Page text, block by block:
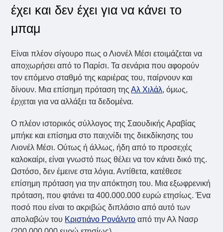
έχει και δεν έχει για να κάνει το
μπαμ
Είναι πλέον σίγουρο πως ο Λιονέλ Μέσι ετοιμάζεται να
αποχωρήσει από το Παρίσι. Τα σενάρια που αφορούν
τον επόμενο σταθμό της καριέρας του, παίρνουν και
δίνουν. Μια επίσημη πρόταση τηςΑλ Χιλάλ, όμως,
έρχεται για να αλλάξει τα δεδομένα.
Ο πλέον ιστορικός σύλλογος της Σαουδικής Αραβίας
μπήκε και επίσημα στο παιχνίδι της διεκδίκησης του
Λιονέλ Μέσι. Ούτως ή άλλως, ήδη από το προσεχές
καλοκαίρι, είναι γνωστό πωςθέλει να τον κάνει δικό της.
Ωστόσο, δεν έμεινε στα λόγια. Αντίθετα, κατέθεσε
επίσημη πρόταση για την απόκτηση του. Μια εξωφρενική
πρόταση, που φτάνει τα 400.000.000 ευρώ ετησίως. Ένα
ποσό που είναι το ακριβώς διπλάσιο από αυτό των
απολαβών του Κριστιάνο Ρονάλντο από την Αλ Νασρ